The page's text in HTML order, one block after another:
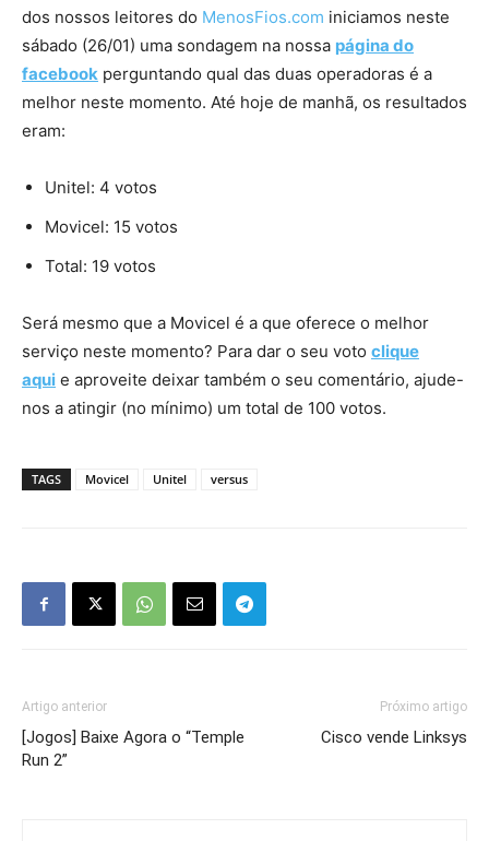
dos nossos leitores do MenosFios.com iniciamos neste
sábado (26/01) uma sondagem na nossa página do
facebook perguntando qual das duas operadoras é a
melhor neste momento. Até hoje de manhã, os resultados
eram:
Unitel: 4 votos
Movicel: 15 votos
Total: 19 votos
Será mesmo que a Movicel é a que oferece o melhor
serviço neste momento? Para dar o seu voto clique
aqui e aproveite deixar também o seu comentário, ajude-
nos a atingir (no mínimo) um total de 100 votos.
TAGS Movicel Unitel versus
Artigo anterior
[Jogos] Baixe Agora o “Temple
Run 2”
Próximo artigo
Cisco vende Linksys